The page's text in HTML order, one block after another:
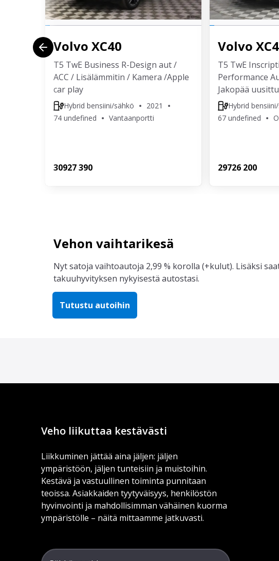
Volvo XC40
T5 TwE Business R-Design aut /
ACC / Lisälämmitin / Kamera /Apple
car play
Hybrid bensiini/sähkö
2021
74 undefined
Vantaanportti
30927 390
Volvo
T5 TwE
Performance
Jakopää uusittu
Hybrid
67 undefined
29726 200
Vehon vaihtarikesä
Nyt satoja vaihtoautoja 2,99 % korolla (+kulut). Lisäksi
takuuhyvityksen nykyisestä autostasi.
Tutustu autoihin
Veho liikuttaa kestävästi
Liikkuminen jättää aina jäljen: jäljen
ympäristöön, jäljen tunteisiin ja muistoihin.
Kestävä ja vastuullinen toiminta punnitaan
teoissa. Asiakkaiden tyytyväisyys, henkilöstön
hyvinvointi ja mahdollisimman vähäinen kuorma
ympäristölle – näitä mittaamme jatkuvasti.